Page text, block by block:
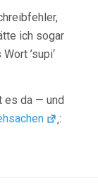
ich sogar
’supi‘
es da — und
‚: